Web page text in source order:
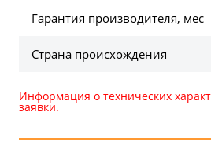
Гарантия производителя, мес
Страна происхождения
Информация о технических
заявки.